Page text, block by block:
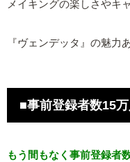
メイキングの楽しさやキ
『ヴェンデッタ』の魅力
■事前登録者数15
もう間もなく事前登録者